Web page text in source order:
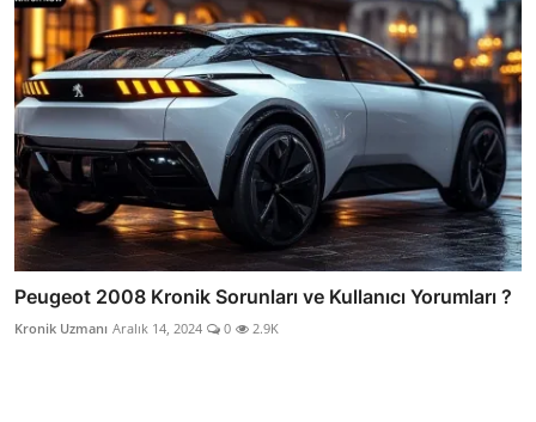
Peugeot 2008 Kronik Sorunları ve Kullanıcı Yorumları ?
Kronik Uzmanı Aralık 14, 2024 0 2.9K